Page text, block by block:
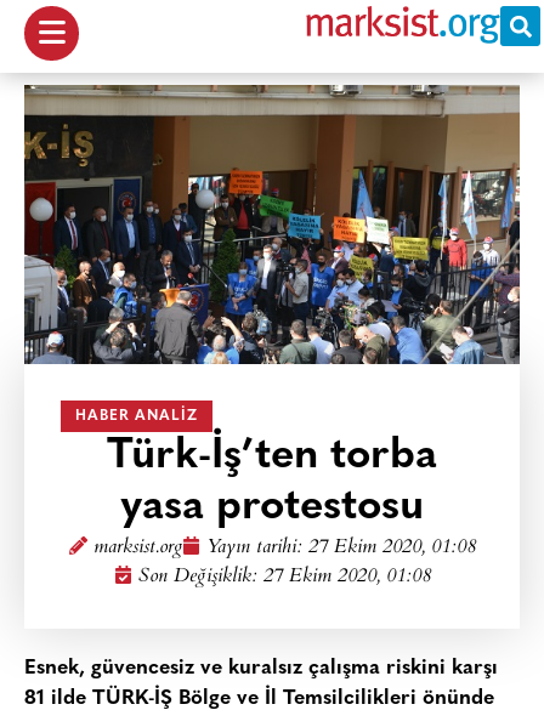
HABER ANALIZ
Türk-İş’ten torba
yasa protestosu
marksist.org Yayın tarihi: 27 Ekim 2020, 01:08
Son Değişiklik: 27 Ekim 2020, 01:08
Esnek, güvencesiz ve kuralsız çalışma riskini karşı
81 ilde TÜRK-İŞ Bölge ve İl Temsilcilikleri önünde